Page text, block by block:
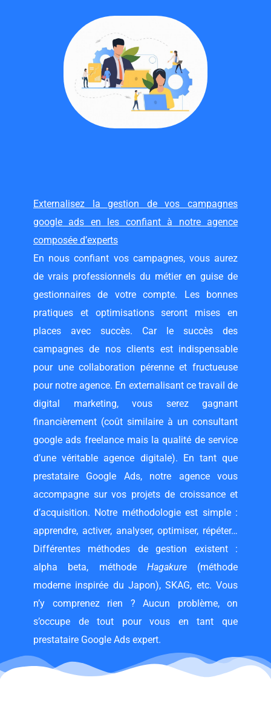
Externalisez la gestion de vos campagnes
google ads en les confiant à notre agence
composée d’experts
En nous confiant vos campagnes, vous aurez
de vrais professionnels du métier en guise de
gestionnaires de votre compte. Les bonnes
pratiques et optimisations seront mises en
places avec succès. Car le succès des
campagnes de nos clients est indispensable
pour une collaboration pérenne et fructueuse
pour notre agence. En externalisant ce travail de
digital marketing, vous serez gagnant
financièrement (coût similaire à un consultant
google ads freelancemais la qualité de service
d’une véritable agence digitale). En tant que
prestataire Google Ads, notre agence vous
accompagne sur vos projets de croissance et
d’acquisition. Notre méthodologie est simple :
apprendre, activer, analyser, optimiser, répéter…
Différentes méthodes de gestion existent :
alpha beta, méthode Hagakure(méthode
moderne inspirée du Japon), SKAG, etc. Vous
n’y comprenez rien ? Aucun problème, on
s’occupe de tout pour vous en tant que
prestataire Google Ads expert.